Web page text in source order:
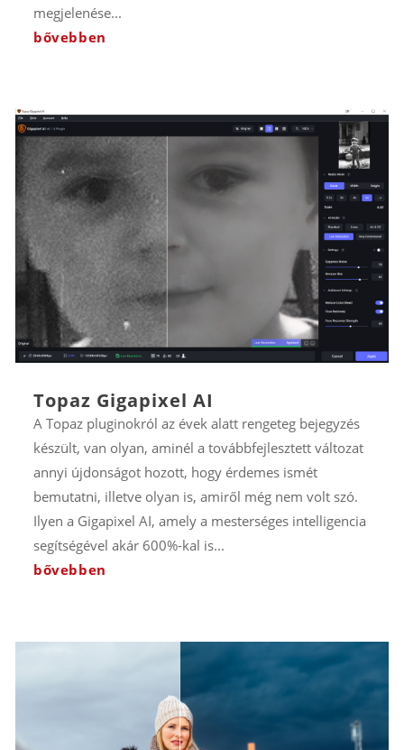
megjelenése...
bővebben
Topaz Gigapixel AI
A Topaz pluginokról az évek alatt rengeteg bejegyzés
készült, van olyan, aminél a továbbfejlesztett változat
annyi újdonságot hozott, hogy érdemes ismét
bemutatni, illetve olyan is, amiről még nem volt szó.
Ilyen a Gigapixel AI, amely a mesterséges intelligencia
segítségével akár 600%-kal is...
bővebben